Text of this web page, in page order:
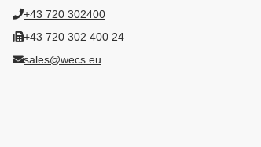
+43 720 302400
+43 720 302 400 24
sales@wecs.eu